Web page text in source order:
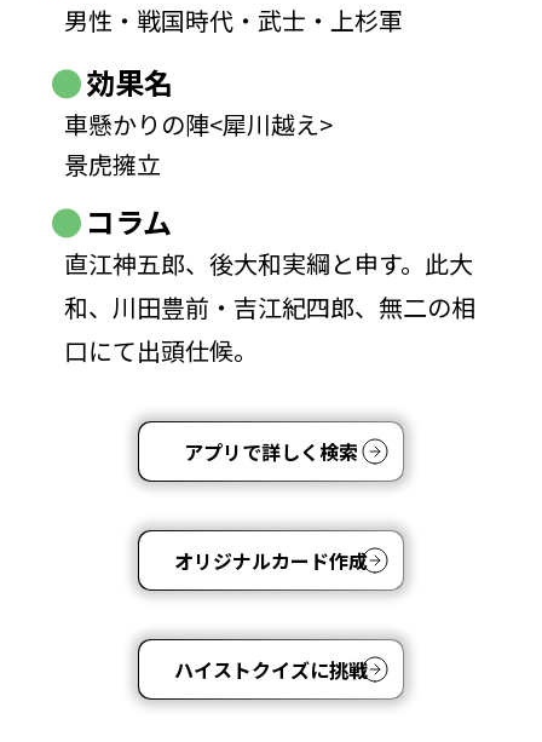
男性・戦国時代・武士・上杉軍
効果名
車懸かりの陣<犀川越え>
景虎擁立
コラム
直江神五郎、後大和実綱と申す。此大
和、川田豊前・吉江紀四郎、無二の相
口にて出頭仕候。
アプリで詳しく検索
オリジナルカード作成
ハイストクイズに挑戦